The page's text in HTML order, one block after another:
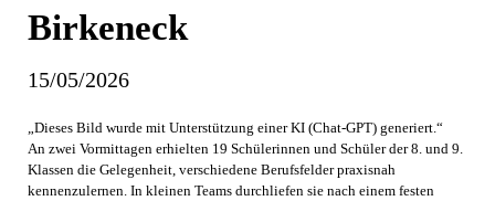
Birkeneck
15/05/2026
„Dieses Bild wurde mit Unterstützung einer KI (Chat-GPT) generiert.“
An zwei Vormittagen erhielten 19 Schülerinnen und Schüler der 8. und 9.
Klassen die Gelegenheit, verschiedene Berufsfelder praxisnah
kennenzulernen. In kleinen Teams durchliefen sie nach einem festen